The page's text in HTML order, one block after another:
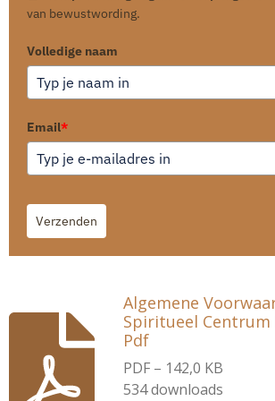
van bewustwording.
Volledige naam
Email*
Verzenden
Algemene
Spiritueel Centrum
Pdf
PDF – 142,0 KB
534 downloads